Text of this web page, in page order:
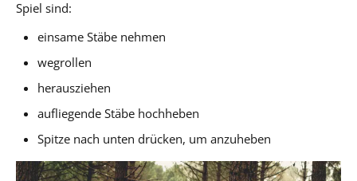
Spiel sind:
einsame Stäbe nehmen
wegrollen
herausziehen
aufliegende Stäbe hochheben
Spitze nach unten drücken, um anzuheben